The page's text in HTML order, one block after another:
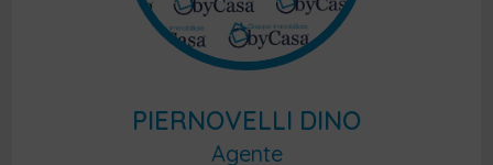
PIERNOVELLI DINO
Agente